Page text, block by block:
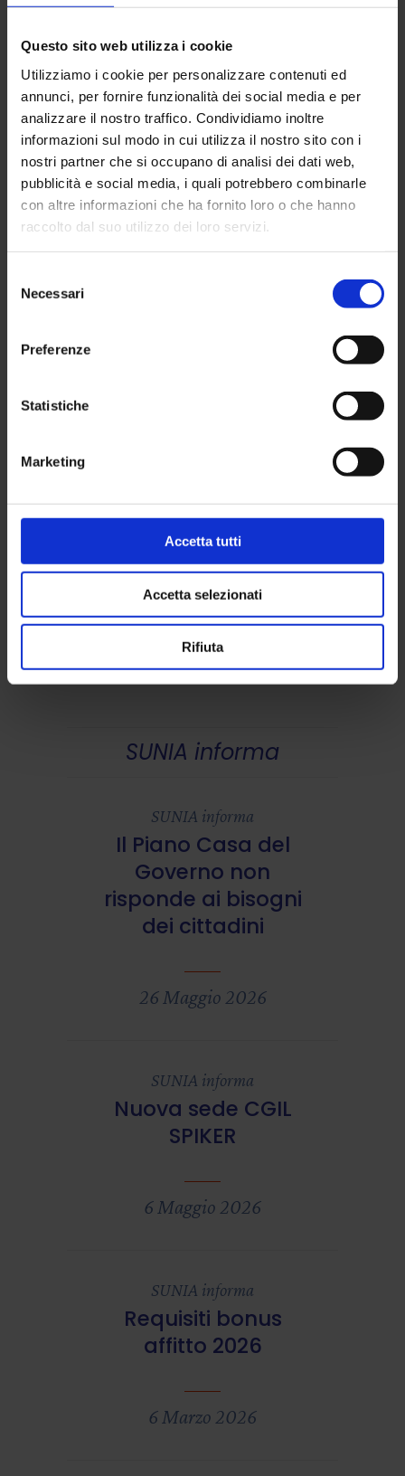
Questo sito web utilizza i cookie
Utilizziamo i cookie per personalizzare contenuti ed
annunci, per fornire funzionalità dei social media e per
analizzare il nostro traffico. Condividiamo inoltre
informazioni sul modo in cui utilizza il nostro sito con i
nostri partner che si occupano di analisi dei dati web,
pubblicità e social media, i quali potrebbero combinarle
con altre informazioni che ha fornito loro o che hanno
raccolto dal suo utilizzo dei loro servizi.
delNecessari
Preferenze
Statistiche
Marketing
Accetta tutti
Accetta selezionati
Rifiuta
di barattoli e telai di sedie spogliate»…
Uno spettacolo che non vorremmo
Share:
ENERGIA
SUNIA informa
SUNIA informa
Il Piano Casa del
Governo non
risponde ai bisogni
dei cittadini
26 Maggio 2026
SUNIA informa
Nuova sede CGIL
SPIKER
6 Maggio 2026
SUNIA informa
Requisiti bonus
affitto 2026
6 Marzo 2026